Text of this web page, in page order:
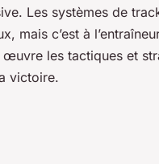
Les systèmes de
mais c’est à
œuvre les tactiques et
victoire.